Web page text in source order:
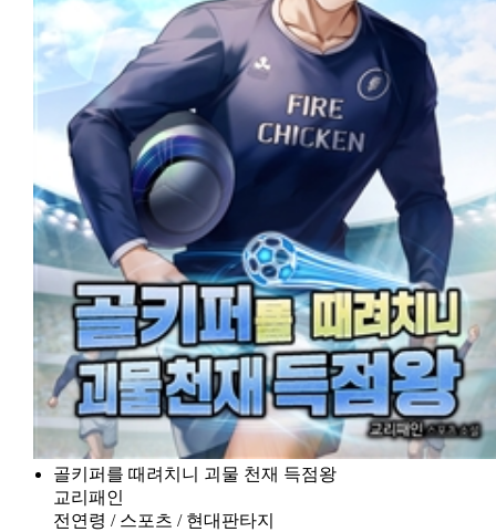
골키퍼를 때려치니 괴물 천재 득점왕
교리패인
전연령 / 스포츠 / 현대판타지